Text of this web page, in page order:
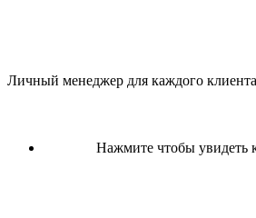
Личный менеджер для каждого клиента
Нажмите чтобы увидеть